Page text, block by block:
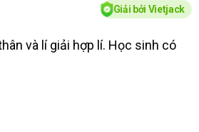
Giải bởi Vietjack
và lí giải hợp lí. Học sinh có